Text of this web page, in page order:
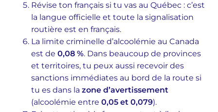
Révise ton français si tu vas au Québec : c’est
la langue officielle et toute la signalisation
routière est en français.
La limite criminelle d’alcoolémie au Canada
est de 0,08 %. Dans beaucoup de provinces
et territoires, tu peux aussi recevoir des
sanctions immédiates au bord de la route si
tu es dans la zone d’avertissement
(alcoolémie entre 0,05 et 0,079).